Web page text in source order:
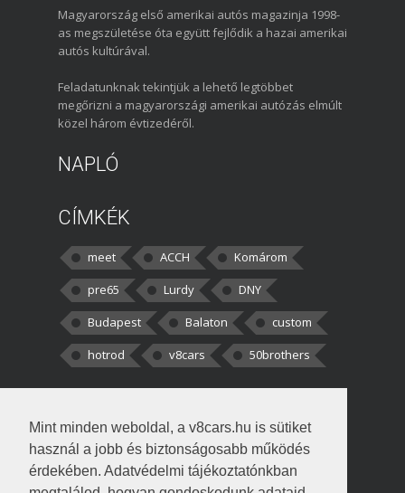
Mint minden weboldal, a v8cars.hu is sütiket
használ a jobb és biztonságosabb működés
érdekében. Adatvédelmi tájékoztatónkban
Magyarország első amerikai autós magazinja 1998-
as megszületése óta együtt fejlődik a hazai amerikai
autós kultúrával.
Feladatunknak tekintjük a lehető legtöbbet
megőrizni a magyarországi amerikai autózás elmúlt
közel három évtizedéről.
NAPLÓ
CÍMKÉK
meet ACCH
Komárom
pre65
Lurdy
DNY
Budapest
Balaton
custom
hotrod
v8cars 50brothers
kortisz:Elszúrtam! Én csak két
darabbaal számoltam. Nem tudtam, hogy fél autót,